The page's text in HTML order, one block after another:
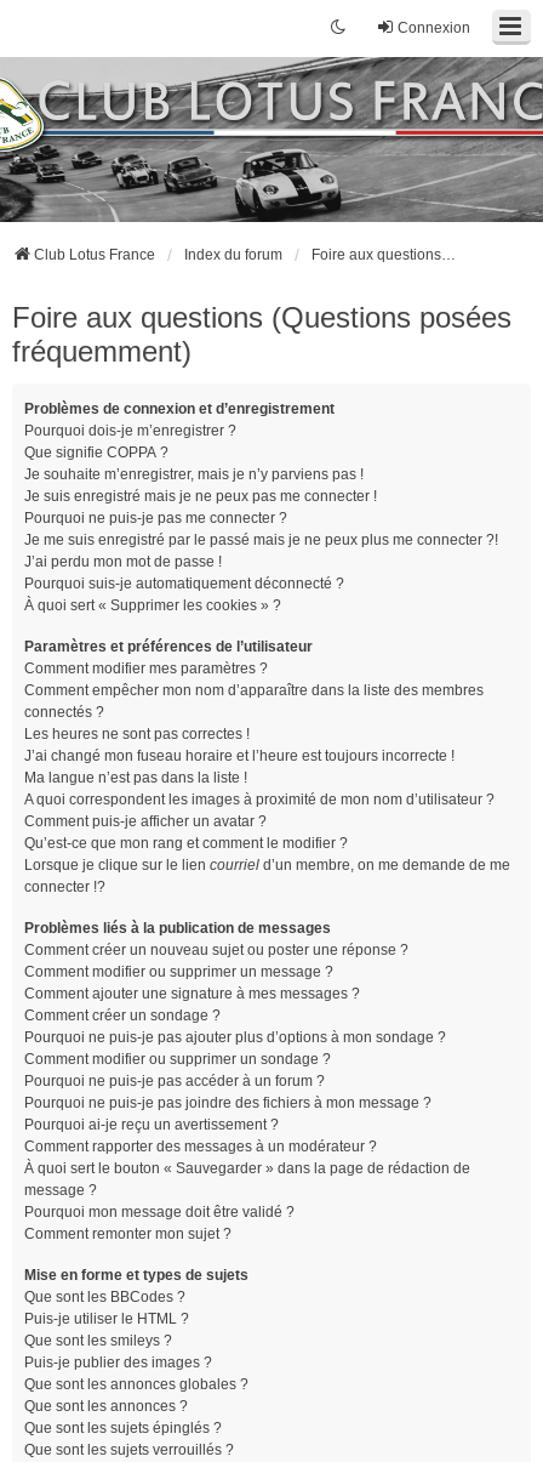
Connexion
Club Lotus France Index du forum Foire aux questions (Questions posées fréquemment)
Foire aux questions (Questions posées
fréquemment)
Problèmes de connexion et d’enregistrement
Pourquoi dois-je m’enregistrer ?
Que signifie COPPA ?
Je souhaite m’enregistrer, mais je n’y parviens pas !
Je suis enregistré mais je ne peux pas me connecter !
Pourquoi ne puis-je pas me connecter ?
Je me suis enregistré par le passé mais je ne peux plus me connecter ?!
J’ai perdu mon mot de passe !
Pourquoi suis-je automatiquement déconnecté ?
À quoi sert « Supprimer les cookies » ?
Paramètres et préférences de l’utilisateur
Comment modifier mes paramètres ?
Comment empêcher mon nom d’apparaître dans la liste des membres
connectés ?
Les heures ne sont pas correctes !
J’ai changé mon fuseau horaire et l’heure est toujours incorrecte !
Ma langue n’est pas dans la liste !
A quoi correspondent les images à proximité de mon nom d’utilisateur ?
Comment puis-je afficher un avatar ?
Qu’est-ce que mon rang et comment le modifier ?
Lorsque je clique sur le lien courriel d’un membre, on me demande de me
connecter !?
Problèmes liés à la publication de messages
Comment créer un nouveau sujet ou poster une réponse ?
Comment modifier ou supprimer un message ?
Comment ajouter une signature à mes messages ?
Comment créer un sondage ?
Pourquoi ne puis-je pas ajouter plus d’options à mon sondage ?
Comment modifier ou supprimer un sondage ?
Pourquoi ne puis-je pas accéder à un forum ?
Pourquoi ne puis-je pas joindre des fichiers à mon message ?
Pourquoi ai-je reçu un avertissement ?
Comment rapporter des messages à un modérateur ?
À quoi sert le bouton « Sauvegarder » dans la page de rédaction de
message ?
Pourquoi mon message doit être validé ?
Comment remonter mon sujet ?
Mise en forme et types de sujets
Que sont les BBCodes ?
Puis-je utiliser le HTML ?
Que sont les smileys ?
Puis-je publier des images ?
Que sont les annonces globales ?
Que sont les annonces ?
Que sont les sujets épinglés ?
Que sont les sujets verrouillés ?